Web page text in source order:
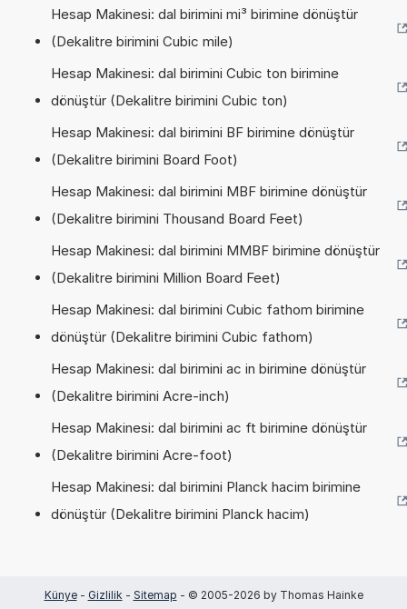
Hesap Makinesi: dal birimini mi³ birimine dönüştür
(Dekalitre birimini Cubic mile)
Hesap Makinesi: dal birimini Cubic ton birimine
dönüştür (Dekalitre birimini Cubic ton)
Hesap Makinesi: dal birimini BF birimine dönüştür
(Dekalitre birimini Board Foot)
Hesap Makinesi: dal birimini MBF birimine dönüştür
(Dekalitre birimini Thousand Board Feet)
Hesap Makinesi: dal birimini MMBF birimine dönüştür
(Dekalitre birimini Million Board Feet)
Hesap Makinesi: dal birimini Cubic fathom birimine
dönüştür (Dekalitre birimini Cubic fathom)
Hesap Makinesi: dal birimini ac in birimine dönüştür
(Dekalitre birimini Acre-inch)
Hesap Makinesi: dal birimini ac ft birimine dönüştür
(Dekalitre birimini Acre-foot)
Hesap Makinesi: dal birimini Planck hacim birimine
dönüştür (Dekalitre birimini Planck hacim)
Künye- Gizlilik - Sitemap - © 2005-2026 by Thomas Hainke